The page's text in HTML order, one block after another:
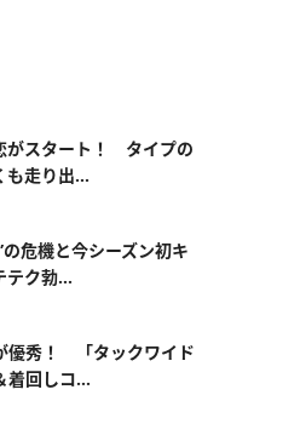
がスタート！ タイプの
走り出...
危機と今シーズン初キ
ク勃...
優秀！ 「タックワイド
着回しコ...